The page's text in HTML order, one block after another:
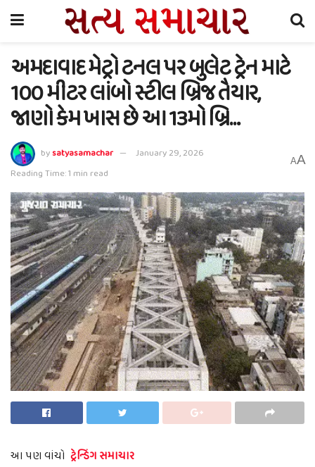
અમદાવાદ મેટ્રો ટનલ પર બુલેટ ટ્રેન માટે
100 મીટર લાંબો સ્ટીલ બ્રિજ તૈયાર,
જાણો કેમ ખાસ છે આ 13મો બ્રિ…
bysatyasamachar
January 29, 2026
Reading Time: 1 min read
AA
આ પણ વાંચો ટ્રેન્ડિંગ સમાચાર